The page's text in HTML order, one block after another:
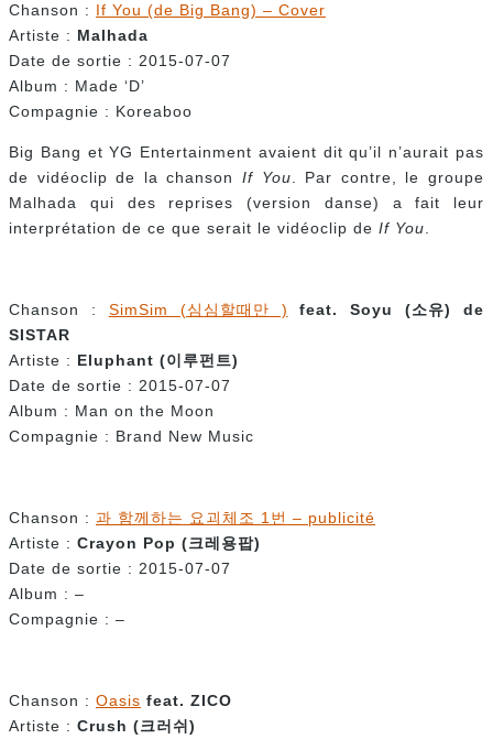
Chanson : If You (de Big Bang) – Cover
Artiste : Malhada
Date de sortie : 2015-07-07
Album : Made ‘D’
Compagnie : Koreaboo
Big Bang et YG Entertainment avaient dit qu’il n’aurait pas
de vidéoclip de la chanson If You . Par contre, le groupe
Malhada qui des reprises (version danse) a fait leur
interprétation de ce que serait le vidéoclip de If You
Chanson : SimSim (심심할때만 ) feat. Soyu (소유) de
SISTAR
Artiste : Eluphant (이루펀트)
Date de sortie : 2015-07-07
Album : Man on the Moon
Compagnie : Brand New Music
Chanson : 과 함께하는 요괴체조 1번 – publicité
Artiste : Crayon Pop (크레용팝)
Date de sortie : 2015-07-07
Album : –
Compagnie : ­–
Chanson : Oasis feat. ZICO
Artiste : Crush (크러쉬)